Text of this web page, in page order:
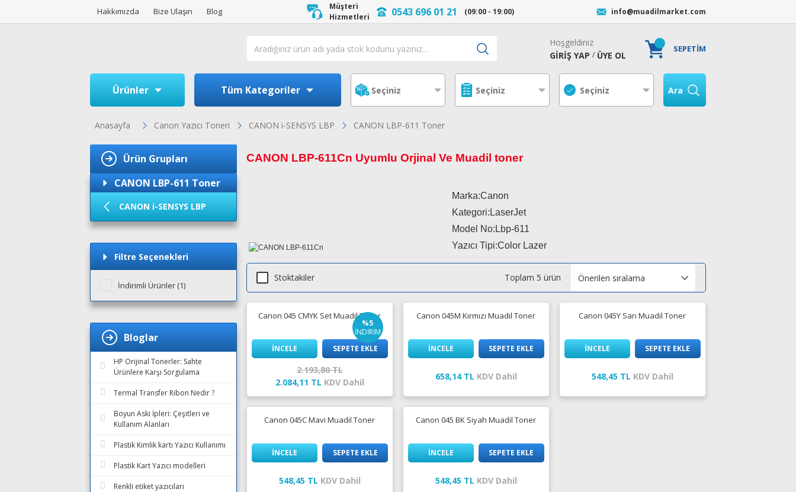
Hakkımızda Bize Ulaşın Blog
Müşteri
Hizmetleri
0543 696 01 21 (09:00 - 19:00) info@muadilmarket.com
Hoşgeldiniz
GİRİŞ YAP / ÜYE OL
SEPETİM
Ürünler Tüm Kategoriler Ara
Anasayfa Canon Yazıcı Toneri CANON i-SENSYS LBP CANON LBP-611 Toner
Ürün Grupları
CANON LBP-611 Toner
CANON i-SENSYS LBP
Filtre Seçenekleri
İndirimli Ürünler (1)
Bloglar
HP Orijinal Tonerler: Sahte
Ürünlere Karşı Sorgulama
Termal Transfer Ribon Nedir ?
Boyun Aski İpleri: Çeşitleri ve
Kullanım Alanları
Plastik Kimlik kartı Yazıcı Kullanımı
Plastik Kart Yazıcı modelleri
Renkli etiket yazıcıları
CANON LBP-611Cn Uyumlu Orjinal Ve Muadil toner
Marka:Canon
Kategori:LaserJet
Model No: Lbp-611
Yazıcı Tipi:Color Lazer
Stoktakiler Toplam 5 ürün
%5
İNDİRİM
Canon 045 CMYK Set Muadil Toner
İNCELE SEPETE EKLE
2.193,80 TL
2.084,11 TL KDV Dahil
Canon 045M Kırmızı Muadil Toner
İNCELE SEPETE EKLE
658,14 TL KDV Dahil
Canon 045Y Sarı Muadil Toner
İNCELE SEPETE EKLE
548,45 TL KDV Dahil
Canon 045C Mavi Muadil Toner
İNCELE SEPETE EKLE
548,45 TL KDV Dahil
Canon 045 BK Siyah Muadil Toner
İNCELE SEPETE EKLE
548,45 TL KDV Dahil